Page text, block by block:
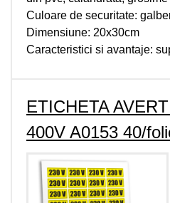
Culoare de securitate:
Dimensiune: 20x30cm
Caracteristici si avantaje:
ETICHETA
400V A0153 40/